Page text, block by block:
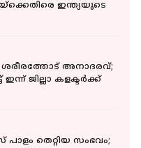
ഇന്ത്യയുടെ
ശരീരത്തോട് അനാദരവ്;
ജില്ലാ കളക്ടര്‍ക്ക്
തെറ്റിയ സംഭവം;